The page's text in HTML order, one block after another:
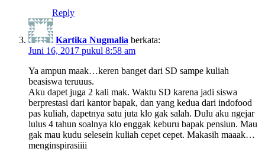
Reply
Kartika Nugmalia berkata:
Juni 16, 2017 pukul 8:58 am
Ya ampun maak…keren banget dari SD sampe kuliah
beasiswa teruuus.
Aku dapet juga 2 kali mak. Waktu SD karena jadi siswa
berprestasi dari kantor bapak, dan yang kedua dari indofood
pas kuliah, dapetnya satu juta klo gak salah. Dulu aku ngejar
lulus 4 tahun soalnya klo enggak keburu bapak pensiun. Mau
gak mau kudu selesein kuliah cepet cepet. Makasih maaak…
menginspirasiiii